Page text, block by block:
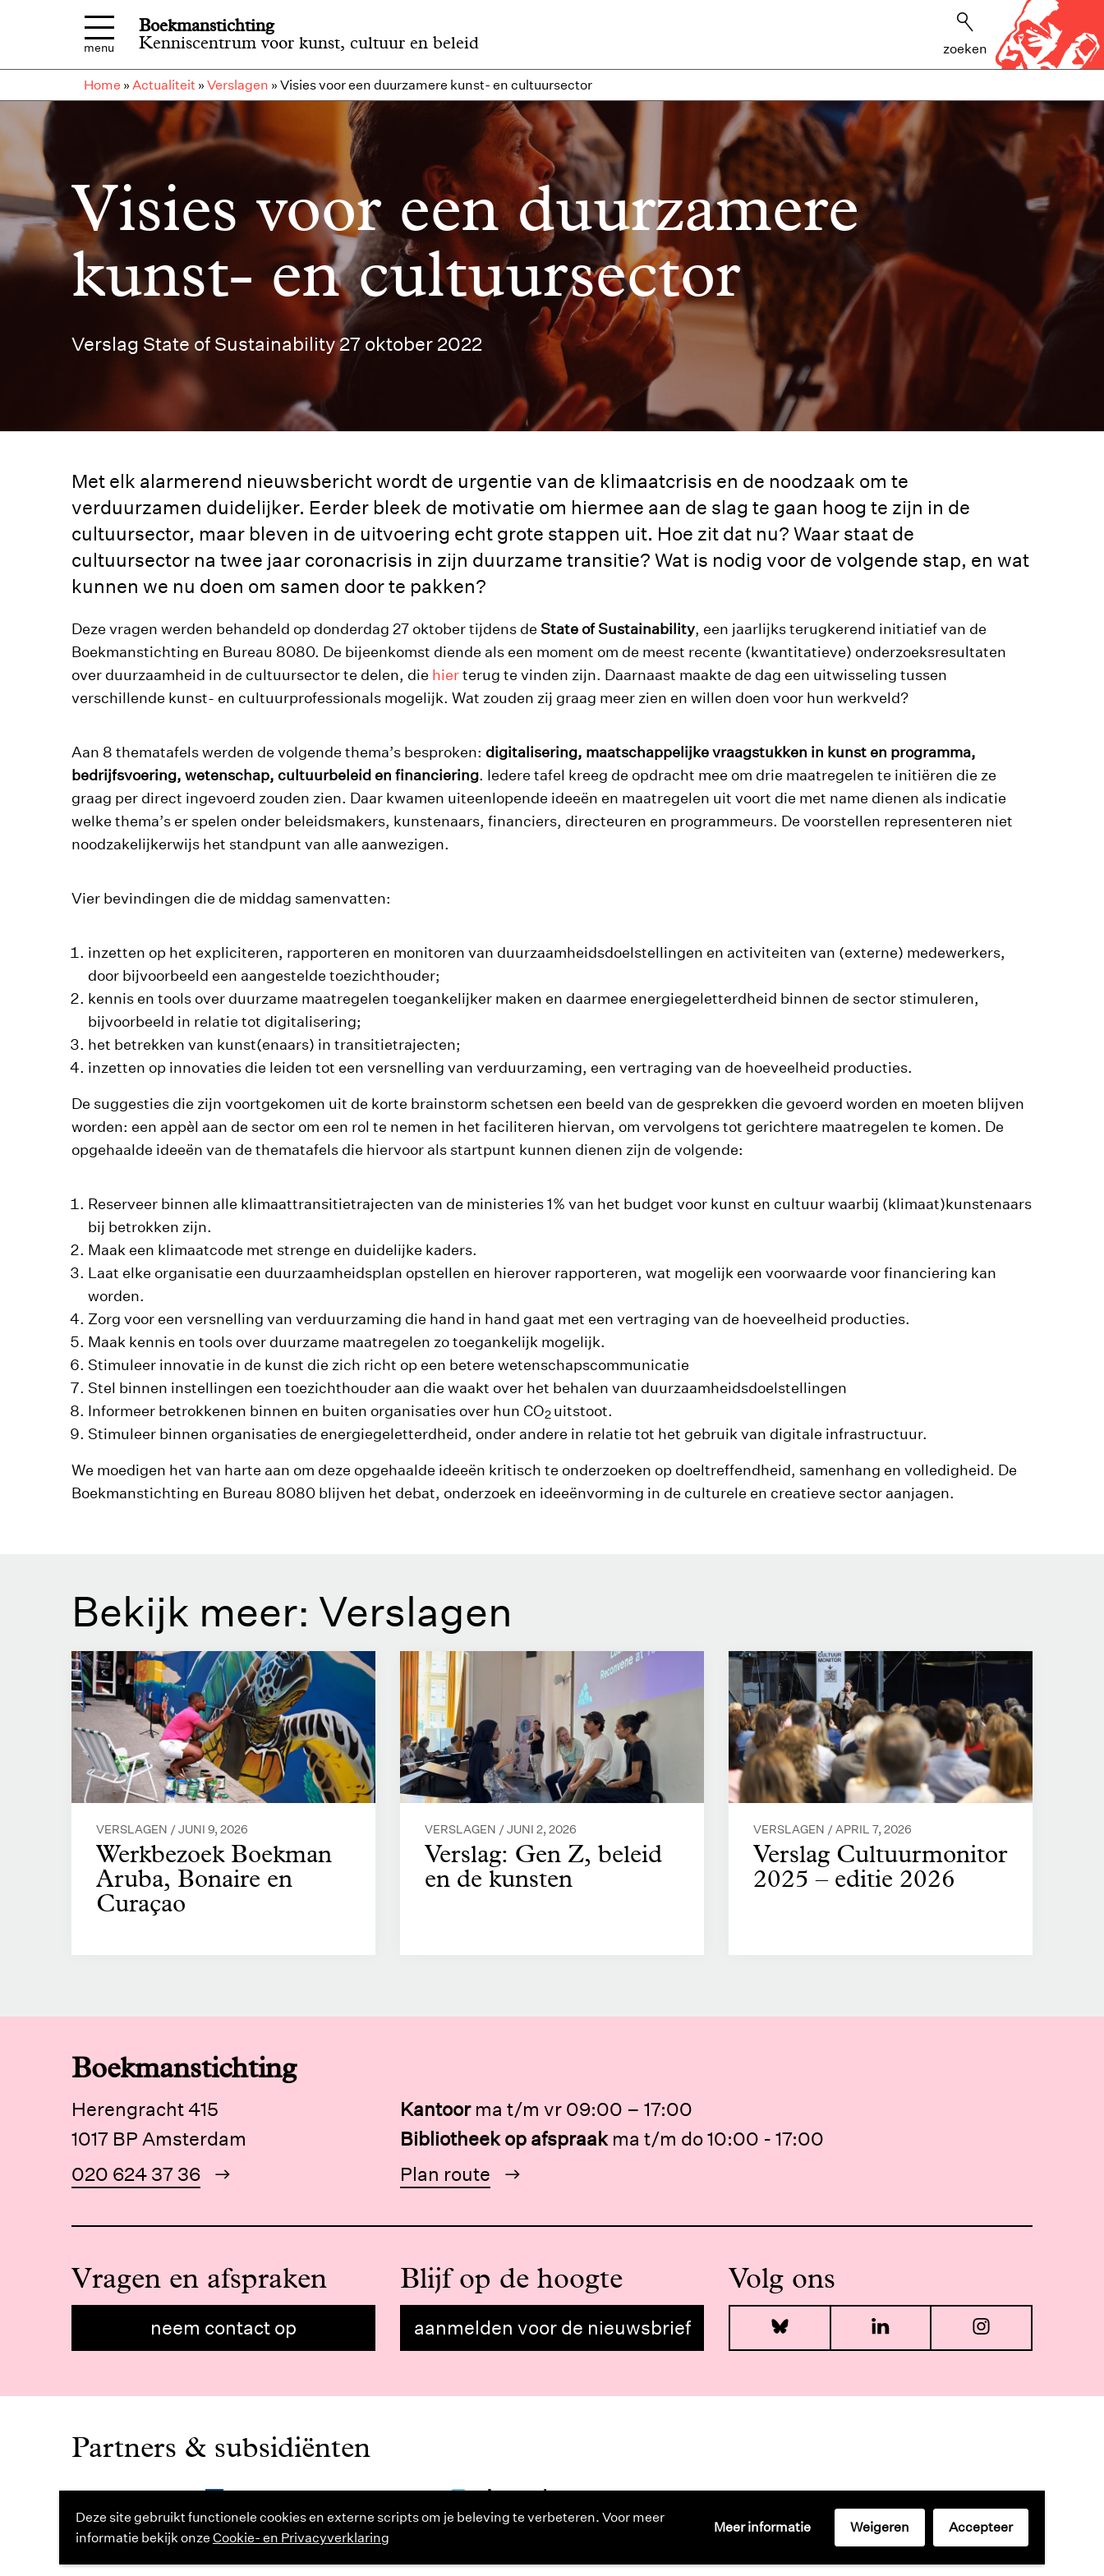
Deze site gebruikt functionele cookies en externe scripts om je beleving te verbeteren. Voor meer
informatie bekijk onze Cookie- en Privacyverklaring
Meer informatie Weigeren Accepteer
menu
Boekmanstichting
Kenniscentrum voor kunst, cultuur en beleid
zoeken
Home » Actualiteit » Verslagen » Visies voor een duurzamere kunst- en cultuursector
Visies voor een duurzamere
kunst- en cultuursector
Verslag State of Sustainability 27 oktober 2022
Met elk alarmerend nieuwsbericht wordt de urgentie van de klimaatcrisis en de noodzaak om te
verduurzamen duidelijker. Eerder bleek de motivatie om hiermee aan de slag te gaan hoog te zijn in de
cultuursector, maar bleven in de uitvoering echt grote stappen uit. Hoe zit dat nu? Waar staat de
cultuursector na twee jaar coronacrisis in zijn duurzame transitie? Wat is nodig voor de volgende stap, en wat
kunnen we nu doen om samen door te pakken?
Deze vragen werden behandeld op donderdag 27 oktober tijdens de State of Sustainability, een jaarlijks terugkerend initiatief van de
Boekmanstichting en Bureau 8080. De bijeenkomst diende als een moment om de meest recente (kwantitatieve) onderzoeksresultaten
over duurzaamheid in de cultuursector te delen, die hierterug te vinden zijn. Daarnaast maakte de dag een uitwisseling tussen
verschillende kunst- en cultuurprofessionals mogelijk. Wat zouden zij graag meer zien en willen doen voor hun werkveld?
Aan 8 thematafels werden de volgende thema’s besproken: digitalisering, maatschappelijke vraagstukken in kunst en programma,
bedrijfsvoering, wetenschap, cultuurbeleid en financiering. Iedere tafel kreeg de opdracht mee om drie maatregelen te initiëren die ze
graag per direct ingevoerd zouden zien. Daar kwamen uiteenlopende ideeën en maatregelen uit voort die met name dienen als indicatie
welke thema’s er spelen onder beleidsmakers, kunstenaars, financiers, directeuren en programmeurs. De voorstellen representeren niet
noodzakelijkerwijs het standpunt van alle aanwezigen.
Vier bevindingen die de middag samenvatten:
inzetten op het expliciteren, rapporteren en monitoren van duurzaamheidsdoelstellingen en activiteiten van (externe) medewerkers,
door bijvoorbeeld een aangestelde toezichthouder;
kennis en tools over duurzame maatregelen toegankelijker maken en daarmee energiegeletterdheid binnen de sector stimuleren,
bijvoorbeeld in relatie tot digitalisering;
het betrekken van kunst(enaars) in transitietrajecten;
inzetten op innovaties die leiden tot een versnelling van verduurzaming, een vertraging van de hoeveelheid producties.
De suggesties die zijn voortgekomen uit de korte brainstorm schetsen een beeld van de gesprekken die gevoerd worden en moeten blijven
worden: een appèl aan de sector om een rol te nemen in het faciliteren hiervan, om vervolgens tot gerichtere maatregelen te komen. De
opgehaalde ideeën van de thematafels die hiervoor als startpunt kunnen dienen zijn de volgende:
Reserveer binnen alle klimaattransitietrajecten van de ministeries 1% van het budget voor kunst en cultuur waarbij (klimaat)kunstenaars
bij betrokken zijn.
Maak een klimaatcode met strenge en duidelijke kaders.
Laat elke organisatie een duurzaamheidsplan opstellen en hierover rapporteren, wat mogelijk een voorwaarde voor financiering kan
worden.
Zorg voor een versnelling van verduurzaming die hand in hand gaat met een vertraging van de hoeveelheid producties.
Maak kennis en tools over duurzame maatregelen zo toegankelijk mogelijk.
Stimuleer innovatie in de kunst die zich richt op een betere wetenschapscommunicatie
Stel binnen instellingen een toezichthouder aan die waakt over het behalen van duurzaamheidsdoelstellingen
Informeer betrokkenen binnen en buiten organisaties over hun CO2 uitstoot.
Stimuleer binnen organisaties de energiegeletterdheid, onder andere in relatie tot het gebruik van digitale infrastructuur.
We moedigen het van harte aan om deze opgehaalde ideeën kritisch te onderzoeken op doeltreffendheid, samenhang en volledigheid. De
Boekmanstichting en Bureau 8080 blijven het debat, onderzoek en ideeënvorming in de culturele en creatieve sector aanjagen.
Bekijk meer: Verslagen
VERSLAGEN /JUNI 9, 2026
Werkbezoek Boekman
Aruba, Bonaire en
Curaçao
VERSLAGEN /JUNI 2, 2026
Verslag: Gen Z, beleid
en de kunsten
VERSLAGEN /APRIL 7, 2026
Verslag Cultuurmonitor
2025 – editie 2026
Boekmanstichting
Herengracht 415
1017 BP Amsterdam
020 624 37 36
Kantoor ma t/m vr 09:00 – 17:00
Bibliotheek op afspraak ma t/m do 10:00 - 17:00
Plan route
Vragen en afspraken
neem contact op
Blijf op de hoogte
aanmelden voor de nieuwsbrief
Volg ons
Bluesky LinkedIn
Partners & subsidiënten